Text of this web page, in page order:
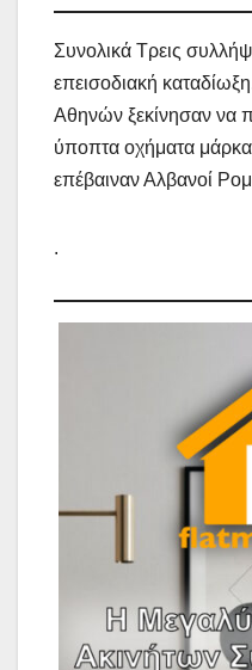
Συνολικά Τρεις
επεισοδιακή
Αθηνών ξεκίνησαν να
ύποπτα οχήματα
επέβαιναν Αλβανοί
.